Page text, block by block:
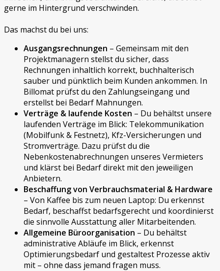
gerne im Hintergrund verschwinden.
Das machst du bei uns:
Ausgangsrechnungen – Gemeinsam mit den
Projektmanagern stellst du sicher, dass
Rechnungen inhaltlich korrekt, buchhalterisch
sauber und pünktlich beim Kunden ankommen. In
Billomat prüfst du den Zahlungseingang und
erstellst bei Bedarf Mahnungen.
Verträge & laufende Kosten – Du behältst unsere
laufenden Verträge im Blick: Telekommunikation
(Mobilfunk & Festnetz), Kfz-Versicherungen und
Stromverträge. Dazu prüfst du die
Nebenkostenabrechnungen unseres Vermieters
und klärst bei Bedarf direkt mit den jeweiligen
Anbietern.
Beschaffung von Verbrauchsmaterial & Hardware
– Von Kaffee bis zum neuen Laptop: Du erkennst
Bedarf, beschaffst bedarfsgerecht und koordinierst
die sinnvolle Ausstattung aller Mitarbeitenden.
Allgemeine Büroorganisation – Du behältst
administrative Abläufe im Blick, erkennst
Optimierungsbedarf und gestaltest Prozesse aktiv
mit – ohne dass jemand fragen muss.